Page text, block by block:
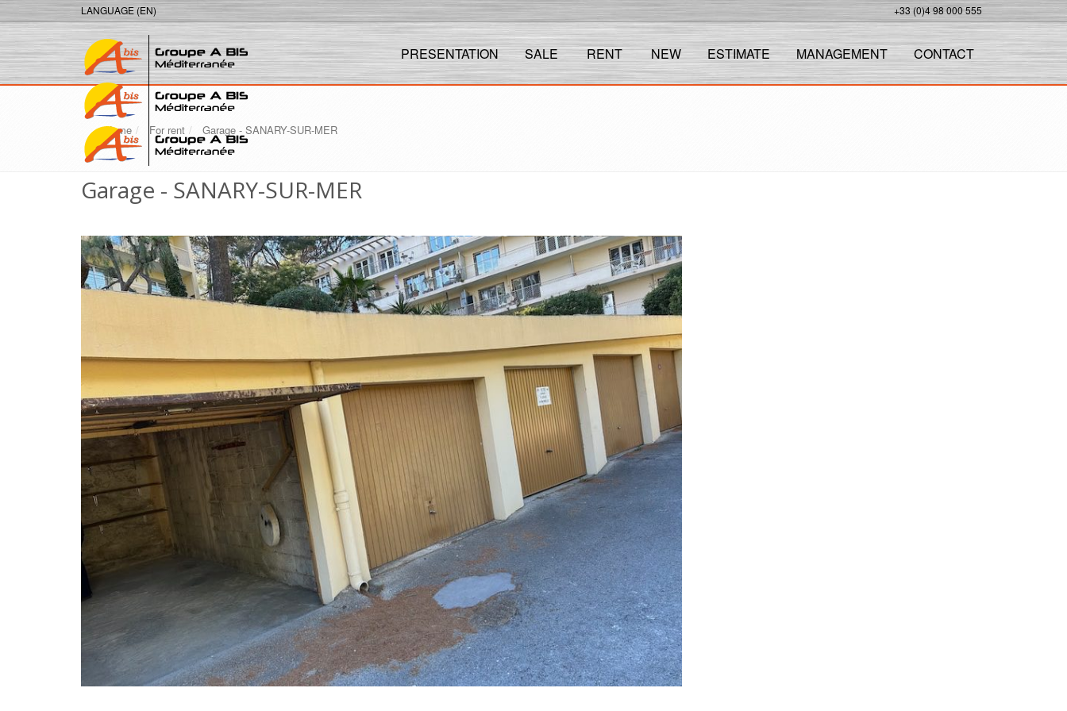
LANGUAGE (EN) +33 (0)4 98 000 555
PRESENTATION SALE RENT NEW ESTIMATE MANAGEMENT CONTACT
Home For rent Garage - SANARY-SUR-MER
Garage - SANARY-SUR-MER